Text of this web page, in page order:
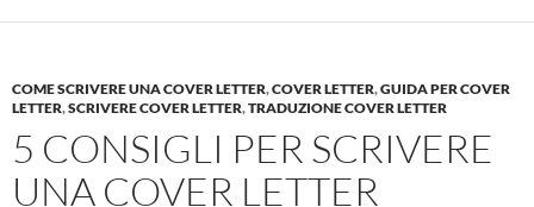
COME SCRIVERE UNA COVER LETTER,COVER LETTER,GUIDA PER COVER
LETTER,SCRIVERE COVER LETTER,TRADUZIONE COVER LETTER
5 CONSIGLI PER SCRIVERE
UNA COVER LETTER